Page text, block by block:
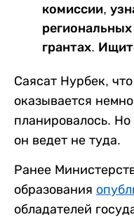
комиссии,
грантах.
Саясат Нурбек,
оказывается
планировалось. Но
он ведет не туда.
Ранее
образования
обладателей